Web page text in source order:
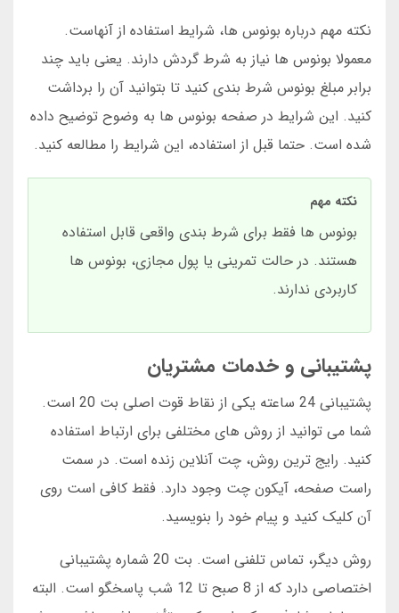
نکته مهم درباره بونوس ها، شرایط استفاده از آنهاست.
معمولا بونوس ها نیاز به شرط گردش دارند. یعنی باید چند
برابر مبلغ بونوس شرط بندی کنید تا بتوانید آن را برداشت
کنید. این شرایط در صفحه بونوس ها به وضوح توضیح داده
شده است. حتما قبل از استفاده، این شرایط را مطالعه کنید.
نکته مهم
بونوس ها فقط برای شرط بندی واقعی قابل استفاده
هستند. در حالت تمرینی یا پول مجازی، بونوس ها
کاربردی ندارند.
پشتیبانی و خدمات مشتریان
پشتیبانی 24 ساعته یکی از نقاط قوت اصلی بت 20 است.
شما می توانید از روش های مختلفی برای ارتباط استفاده
کنید. رایج ترین روش، چت آنلاین زنده است. در سمت
راست صفحه، آیکون چت وجود دارد. فقط کافی است روی
آن کلیک کنید و پیام خود را بنویسید.
روش دیگر، تماس تلفنی است. بت 20 شماره پشتیبانی
اختصاصی دارد که از 8 صبح تا 12 شب پاسخگو است. البته